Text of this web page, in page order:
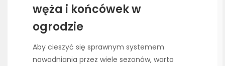
węża i końcówek w
ogrodzie
Aby cieszyć się sprawnym systemem
nawadniania przez wiele sezonów, warto